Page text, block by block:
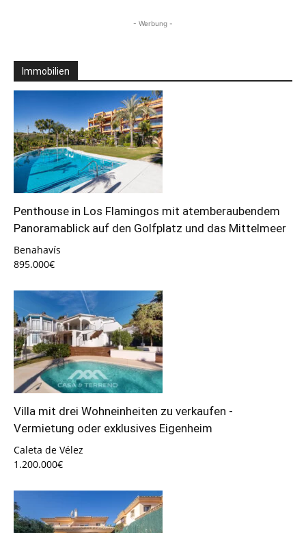
- Werbung -
Immobilien
Penthouse in Los Flamingos mit atemberaubendem
Panoramablick auf den Golfplatz und das Mittelmeer
Benahavís
895.000€
Villa mit drei Wohneinheiten zu verkaufen -
Vermietung oder exklusives Eigenheim
Caleta de Vélez
1.200.000€